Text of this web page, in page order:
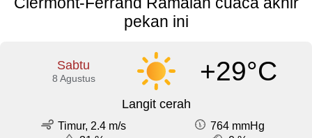
pekan ini
Sabtu
8 Agustus +29°C
Langit cerah
Timur, 2.4 m/s
764 mmHg